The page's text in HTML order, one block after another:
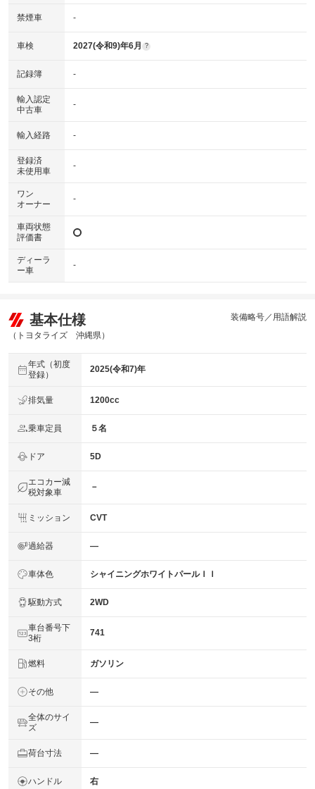
禁煙車 -
車検 2027(令和9)年6月 ?
記録簿 -
輸入認定
中古車
-
輸入経路 -
登録済
未使用車
-
ワン
オーナー
-
車両状態
評価書
ディーラ
ー車
-
基本仕様
（トヨタライズ 沖縄県）
装備略号／用語解説
年式（初度
登録）
2025(令和7)年
排気量 1200cc
乗車定員 ５名
ドア 5D
エコカー減
税対象車
－
ミッション CVT
過給器 ―
車体色 シャイニングホワイトパールＩＩ
駆動方式 2WD
車台番号下
3桁
741
燃料 ガソリン
その他 ―
全体のサイ
ズ
―
荷台寸法 ―
ハンドル 右